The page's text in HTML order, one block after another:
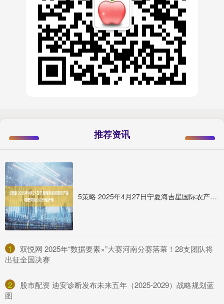
推荐资讯
5策略 2025年4月27日宁夏海吉星国际农产品物流有限公司价格行情
1
​双悦网 2025年“数据要素×”大赛河南分赛落幕！28支团队将
出征全国决赛
2
​股市配资 迪安诊断发布未来五年（2025-2029）战略规划蓝
图